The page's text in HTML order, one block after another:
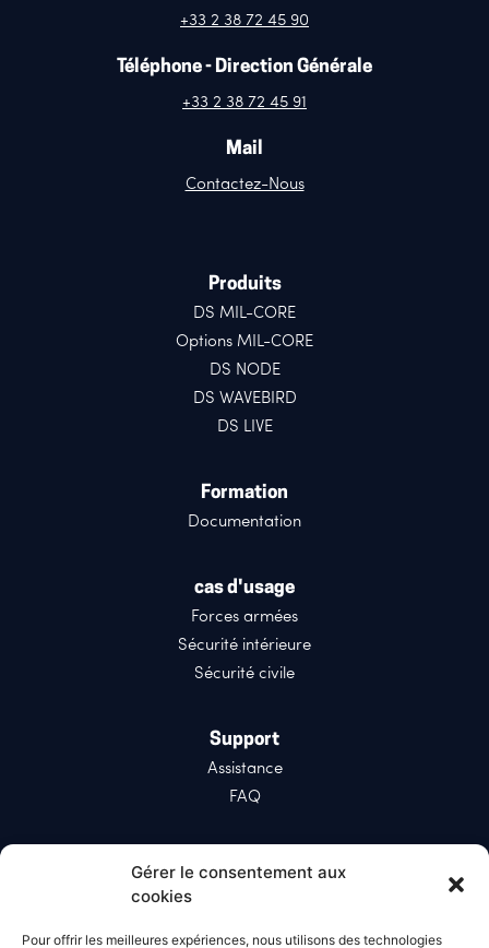
Gérer le consentement aux
cookies
Pour offrir les meilleures expériences, nous utilisons des technologies
+33 2 38 72 45 90
Téléphone - Direction Générale
+33 2 38 72 45 91
Mail
Contactez-Nous
Produits
DS MIL-CORE
Options MIL-CORE
DS NODE
DS WAVEBIRD
DS LIVE
Formation
Documentation
cas d'usage
Forces armées
Sécurité intérieure
Sécurité civile
Support
Assistance
FAQ
Réseaux sociaux